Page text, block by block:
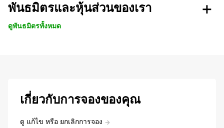
พันธมิตรและหุ้นส่วนของเรา
ดูพันธมิตรทั้งหมด
เกี่ยวกับการจองของคุณ
ดู แก้ไข หรือ ยกเลิกการจอง